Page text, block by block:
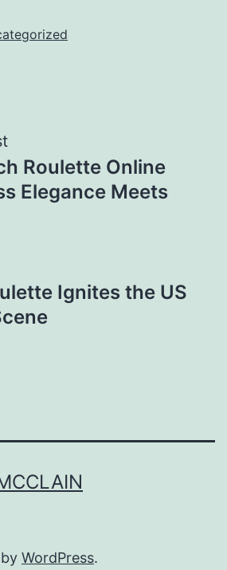
Roulette Online
Elegance Meets
Ignites the US
WordPress.